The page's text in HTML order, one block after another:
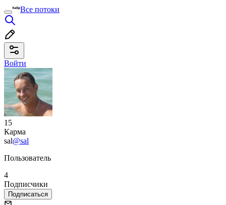
Все потоки
Войти
15
Карма
sal@sal
Пользователь
4
Подписчики
Подписаться